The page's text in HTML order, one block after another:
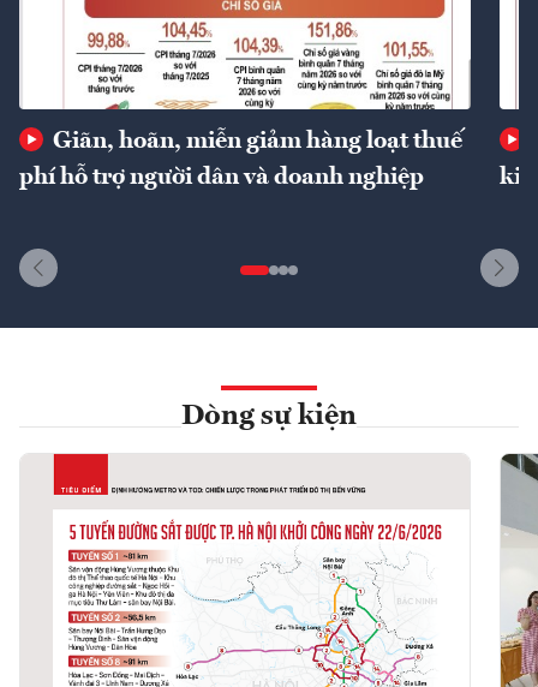
Giãn, hoãn, miễn giảm hàng loạt thuế
phí hỗ trợ người dân và doanh nghiệp
Dòng sự kiện